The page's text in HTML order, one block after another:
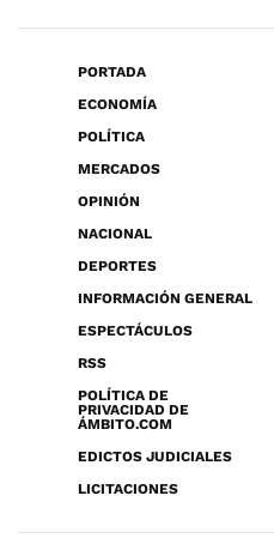
PORTADA
ECONOMÍA
POLÍTICA
MERCADOS
OPINIÓN
NACIONAL
DEPORTES
INFORMACIÓN GENERAL
ESPECTÁCULOS
RSS
POLÍTICA DE
PRIVACIDAD DE
ÁMBITO.COM
EDICTOS JUDICIALES
LICITACIONES